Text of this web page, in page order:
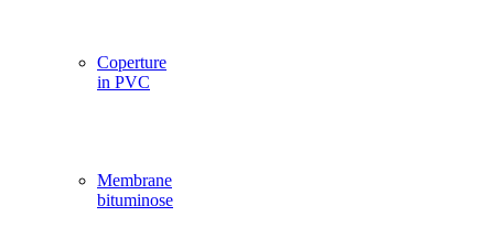
Coperture
in PVC
Membrane
bituminose